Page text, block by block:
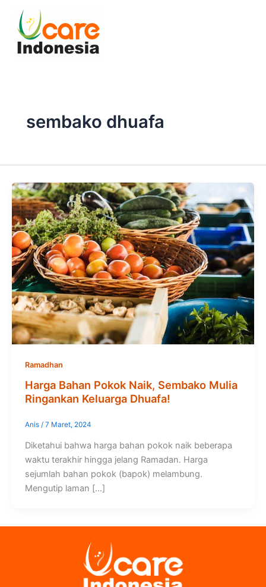
content
sembako dhuafa
Ramadhan
Harga Bahan Pokok Naik, Sembako Mulia
Ringankan Keluarga Dhuafa!
Anis / 7 Maret, 2024
Diketahui bahwa harga bahan pokok naik beberapa
waktu terakhir hingga jelang Ramadan. Harga
sejumlah bahan pokok (bapok) melambung.
Mengutip laman […]